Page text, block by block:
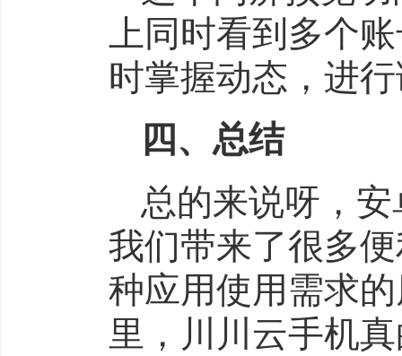
上同时看到多个
时掌握动态，进
四、总结
总的来说呀，
我们带来了很多
种应用使用需求
里，川川云手机